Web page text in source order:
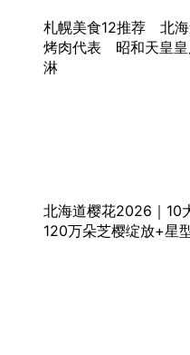
札幌美食12推荐 北
烤肉代表 昭和天皇皇
淋
北海道樱花2026｜10
120万朵芝樱绽放+星